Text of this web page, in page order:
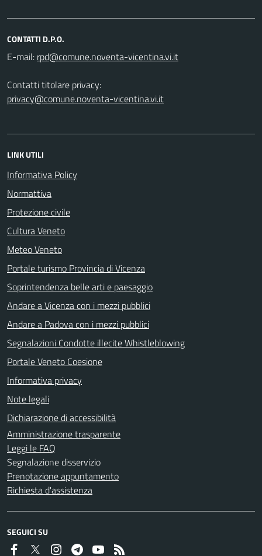
CONTATTI D.P.O.
E-mail:
Contatti titolare privacy:
privacy@comune.noventa-vicentina.vi.it
LINK UTILI
Informativa Policy
Normattiva
Protezione civile
Cultura Veneto
Meteo Veneto
Portale turismo Provincia di Vicenza
Soprintendenza belle arti e paesaggio
Andare a Vicenza con i mezzi pubblici
Andare a Padova con i mezzi pubblici
Segnalazioni Condotte illecite Whistleblowing
Portale Veneto Coesione
Informativa privacy
Note legali
Dichiarazione di accessibilità
Amministrazione trasparente
Leggi le FAQ
Segnalazione disservizio
Prenotazione appuntamento
Richiesta d'assistenza
SEGUICI SU